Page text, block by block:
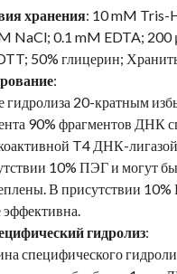
хранения: 10 mM Tris-
NaCl; 0.1 mM EDTA; 200
50% глицерин;
:
гидролиза 20-кратным
90% фрагментов ДНК
T4 ДНК-
10% ПЭГ и могут
В присутствии
эффективна.
гидролиз:
специфического